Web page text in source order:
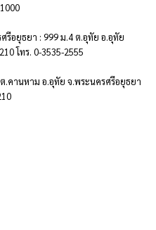
รีอยุธยา : 999 ม.4 ต.อุทัย อ.อุทัย
โทร. 0-3535-2555
คานหาม อ.อุทัย จ.พระนครศรีอยุธยา